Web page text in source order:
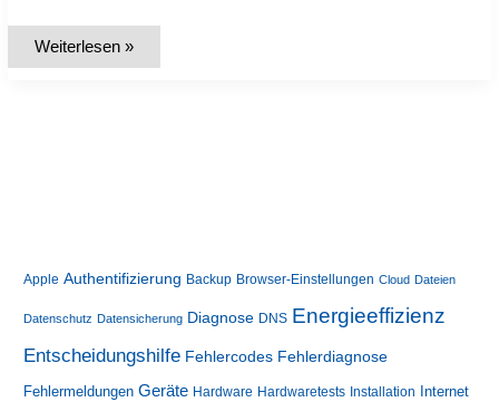
Gruppenrichtlinien
Weiterlesen »
Apple Authentifizierung Backup Browser-Einstellungen Cloud Dateien
Datenschutz Datensicherung Diagnose DNS Energieeffizienz
Entscheidungshilfe Fehlercodes Fehlerdiagnose
Fehlermeldungen Geräte Hardware Hardwaretests Installation Internet